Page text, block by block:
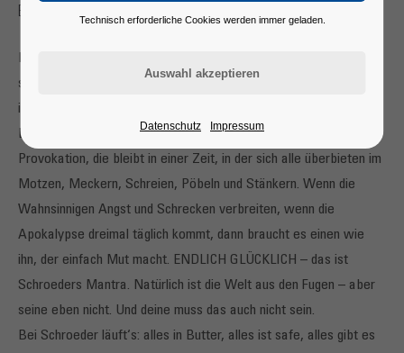
Endlich Glücklich – eine Show für alle und jeden
Bislang wussten viele Menschen nicht, wo Florian Schroeder
steht. Jetzt weiß er es selbst nicht mehr. Aber eines weiß er: Er
ist glücklich damit. Und er möchte, dass auch du glücklich wirst.
Denn Glücklichsein ist die größte, ja, die vielleicht letzte
Provokation, die bleibt in einer Zeit, in der sich alle überbieten im
Motzen, Meckern, Schreien, Pöbeln und Stänkern. Wenn die
Wahnsinnigen Angst und Schrecken verbreiten, wenn die
Apokalypse dreimal täglich kommt, dann braucht es einen wie
ihn, der einfach Mut macht. ENDLICH GLÜCKLICH – das ist
Schroeders Mantra. Natürlich ist die Welt aus den Fugen – aber
seine eben nicht. Und deine muss das auch nicht sein.
Bei Schroeder läuft‘s: alles in Butter, alles ist safe, alles gibt es
Technisch erforderliche Cookies werden immer geladen.
Datenschutz Impressum